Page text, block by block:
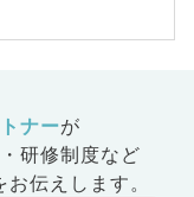
ナーが
研修制度など
伝えします。